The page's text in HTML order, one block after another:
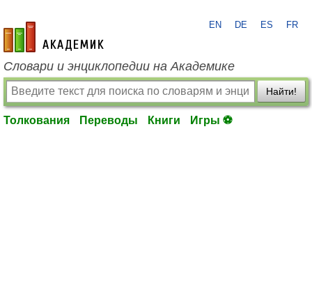
academic.ru
EN DE ES FR
Словари и энциклопедии на Академике
Найти!
Толкования Переводы Книги Игры ⚽